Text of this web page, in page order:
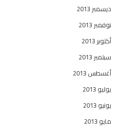
ديسمبر 2013
نوفمبر 2013
أكتوبر 2013
سبتمبر 2013
أغسطس 2013
يوليو 2013
يونيو 2013
مايو 2013